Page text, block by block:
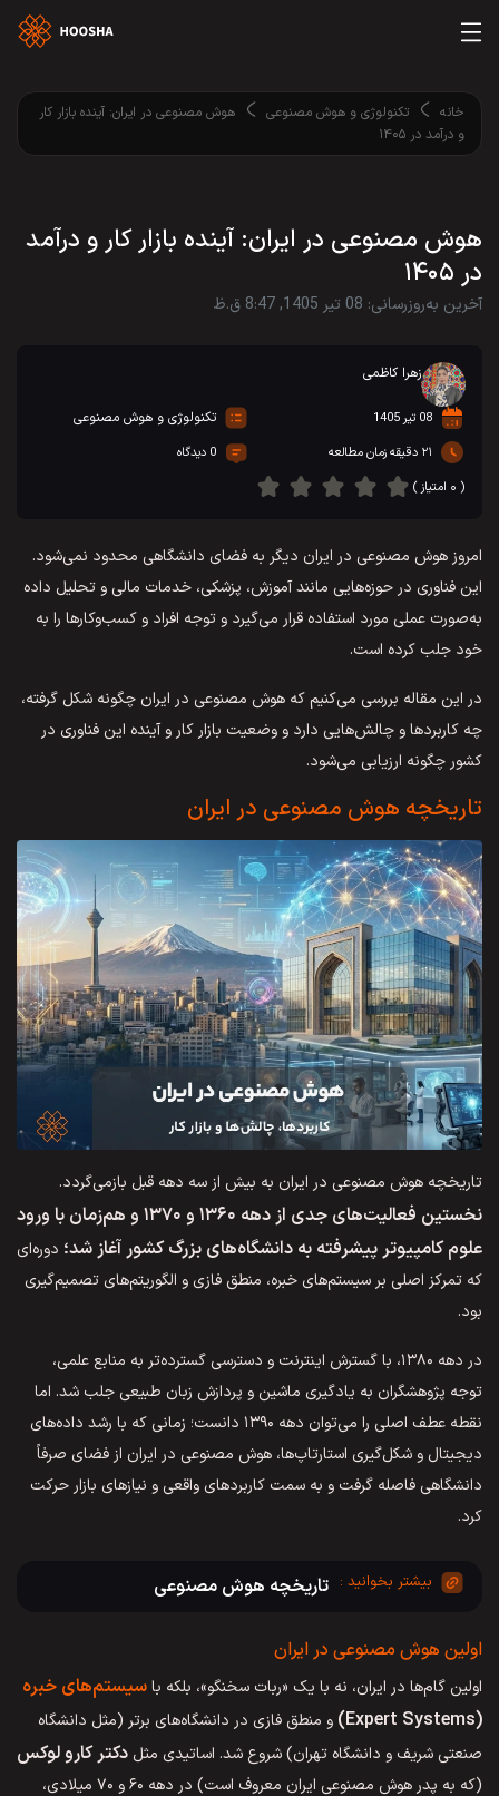
خانه تکنولوژی و هوش مصنوعی
هوش مصنوعی در ایران: آینده بازار کار
و درآمد در ۱۴۰۵
هوش مصنوعی در ایران: آینده بازار کار و درآمد
در ۱۴۰۵
آخرین به‌روزرسانی: 08 تیر 1405, 8:47 ق.ظ
زهرا کاظمی
08 تیر 1405 تکنولوژی و هوش مصنوعی
۲۱ دقیقه زمان مطالعه
0 دیدگاه
( ۰ امتیاز )
امروز هوش مصنوعی در ایران دیگر به فضای دانشگاهی محدود نمی‌شود.
این فناوری در حوزه‌هایی مانند آموزش، پزشکی، خدمات مالی و تحلیل داده
به‌صورت عملی مورد استفاده قرار می‌گیرد و توجه افراد و کسب‌وکارها را به
خود جلب کرده است.
در این مقاله بررسی می‌کنیم که هوش مصنوعی در ایران چگونه شکل گرفته،
چه کاربردها و چالش‌هایی دارد و وضعیت بازار کار و آینده این فناوری در
کشور چگونه ارزیابی می‌شود.
تاریخچه هوش مصنوعی در ایران
تاریخچه هوش مصنوعی در ایران به بیش از سه دهه قبل بازمی‌گردد.
نخستین فعالیت‌های جدی از دهه ۱۳۶۰ و ۱۳۷۰ و هم‌زمان با ورود
علوم کامپیوتر پیشرفته به دانشگاه‌های بزرگ کشور آغاز شد؛ دوره‌ای
که تمرکز اصلی بر سیستم‌های خبره، منطق فازی و الگوریتم‌های تصمیم‌گیری
بود.
در دهه ۱۳۸۰، با گسترش اینترنت و دسترسی گسترده‌تر به منابع علمی،
توجه پژوهشگران به یادگیری ماشین و پردازش زبان طبیعی جلب شد. اما
نقطه عطف اصلی را می‌توان دهه ۱۳۹۰ دانست؛ زمانی که با رشد داده‌های
دیجیتال و شکل‌گیری استارتاپ‌ها، هوش مصنوعی در ایران از فضای صرفاً
دانشگاهی فاصله گرفت و به سمت کاربردهای واقعی و نیازهای بازار حرکت
کرد.
تاریخچه هوش مصنوعی
اولین هوش مصنوعی در ایران
اولین گام‌ها در ایران، نه با یک «ربات سخنگو»، بلکه باسیستم‌های خبره
(Expert Systems)
و منطق فازی در دانشگاه‌های برتر (مثل دانشگاه
صنعتی شریف و دانشگاه تهران) شروع شد. اساتیدی مثل دکتر کارو لوکس
(که به پدر هوش مصنوعی ایران معروف است) در دهه ۶۰ و ۷۰ میلادی،